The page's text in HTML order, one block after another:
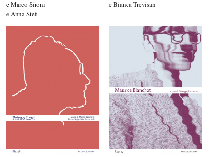
e Marco Sironi
e Anna Stefi
e Bianca Trevisan